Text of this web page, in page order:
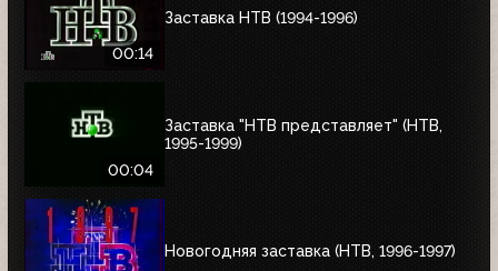
00:14
Заставка НТВ (1994-1996)
00:04
Заставка "НТВ представляет" (НТВ,
1995-1999)
Новогодняя заставка (НТВ, 1996-1997)